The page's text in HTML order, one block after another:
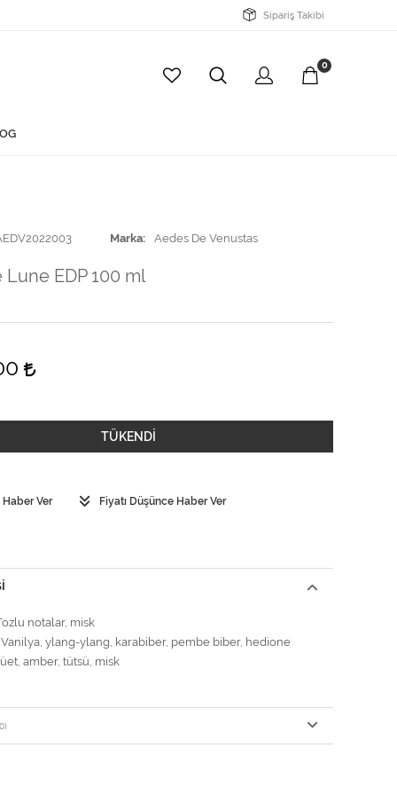
Sipariş Takibi
0
Marka Aedes De Venustas
Lune EDP 100 ml
TÜKENDİ
Ver Fiyatı Düşünce Haber Ver
notalar, misk
ylang-ylang, karabiber, pembe biber, hedione
amber, tütsü, misk